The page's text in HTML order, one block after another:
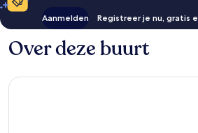
Aanmelden Registreer je nu, gratis
Over deze buurt